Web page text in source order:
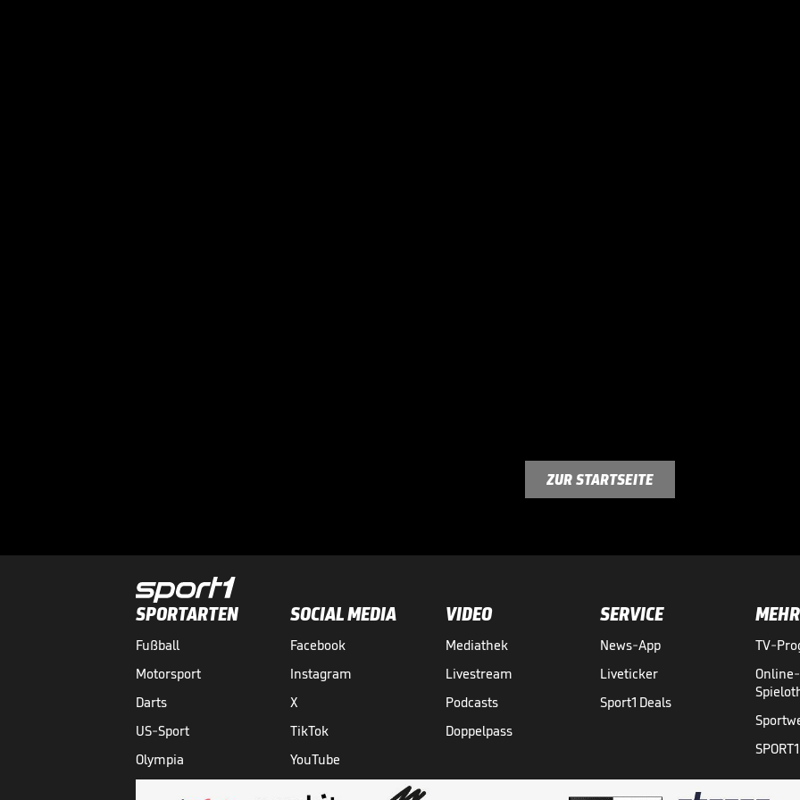
ZUR STARTSEITE
SPORTARTEN
Fußball
Motorsport
Darts
US-Sport
Olympia
SOCIAL MEDIA
Facebook
Instagram
X
TikTok
YouTube
VIDEO
Mediathek
Livestream
Podcasts
Doppelpass
SERVICE
News-App
Liveticker
Sport1 Deals
MEHR
TV-